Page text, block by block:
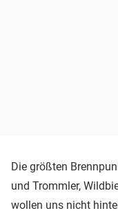
Die größten
und Trommler,
wollen uns nicht